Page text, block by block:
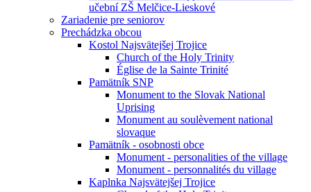
učební ZŠ Melčice-Lieskové
Zariadenie pre seniorov
Prechádzka obcou
Kostol Najsvätejšej Trojice
Church of the Holy Trinity
Église de la Sainte Trinité
Pamätník SNP
Monument to the Slovak National
Uprising
Monument au soulèvement national
slovaque
Pamätník - osobnosti obce
Monument - personalities of the village
Monument - personnalités du village
Kaplnka Najsvätejšej Trojice